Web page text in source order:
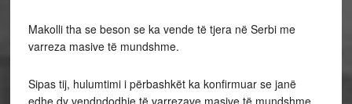
Makolli tha se beson se ka vende të tjera në Serbi me
varreza masive të mundshme.
Sipas tij, hulumtimi i përbashkët ka konfirmuar se janë
edhe dy vendndodhje të varrezave masive të mundshme